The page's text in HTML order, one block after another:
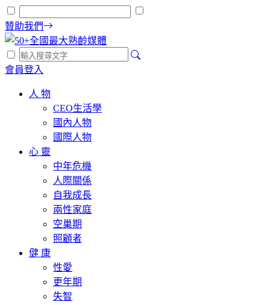
贊助我們
會員登入
人 物
CEO生活學
國內人物
國際人物
心 靈
中年危機
人際關係
自我成長
兩性家庭
空巢期
照顧者
健 康
性愛
更年期
失智